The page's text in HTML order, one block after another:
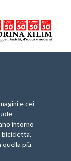
e dei
intorno
bicicletta,
quella più